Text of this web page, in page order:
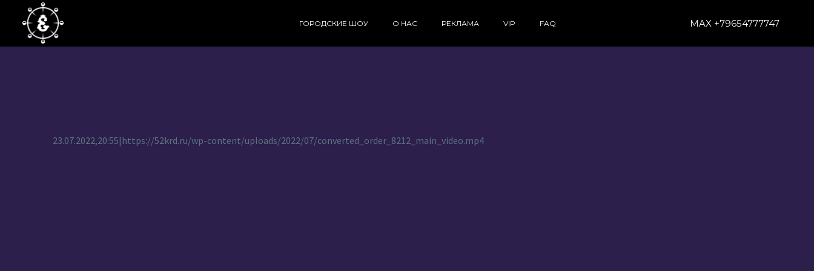
ГОРОДСКИЕ ШОУ О НАС РЕКЛАМА VIP FAQ MAX +79654777747
23.07.2022,20:55|https://52krd.ru/wp-content/uploads/2022/07/converted_order_8212_main_video.mp4